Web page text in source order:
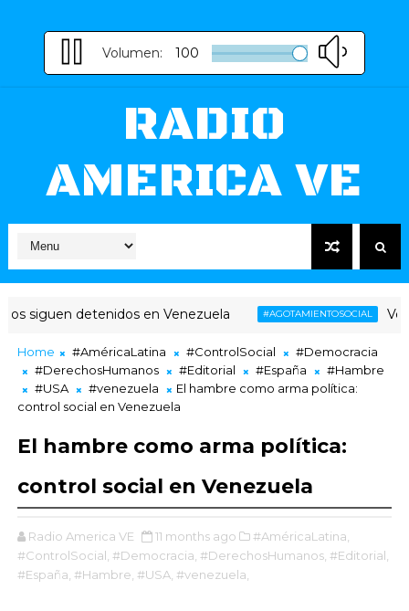
Volumen: 100
RADIO
AMERICA VE
detenidos en Venezuela #AGOTAMIENTOSOCIAL
Home #AméricaLatina #ControlSocial
#Democracia
#DerechosHumanos
#Editorial #España
#Hambre
#USA
#venezuela
El hambre como arma política:
control social en Venezuela
El hambre como arma política:
control social en Venezuela
Radio America VE 11 months ago
#AméricaLatina,
#ControlSocial, #Democracia, #DerechosHumanos, #Editorial,
#España, #Hambre, #USA, #venezuela,